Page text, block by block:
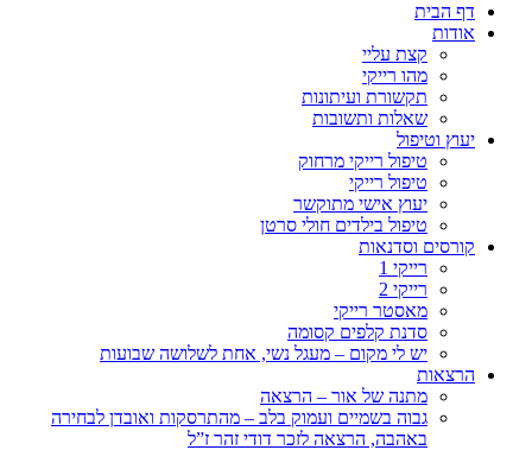
דף הבית
אודות
קצת עליי
מהו רייקי
תקשורת ועיתונות
שאלות ותשובות
יעוץ וטיפול
טיפול רייקי מרחוק
טיפול רייקי
יעוץ אישי מתוקשר
טיפול בילדים חולי סרטן
קורסים וסדנאות
רייקי 1
רייקי 2
מאסטר רייקי
סדנת קלפים קסומה
יש לי מקום – מעגל נשי, אחת לשלושה שבועות
הרצאות
מתנה של אור – הרצאה
גבוה בשמיים ועמוק בלב – מהתרסקות ואובדן לבחירה
באהבה, הרצאה לזכר דודי זהר ז”ל